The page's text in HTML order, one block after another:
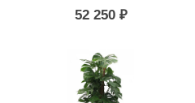
52 250 ₽